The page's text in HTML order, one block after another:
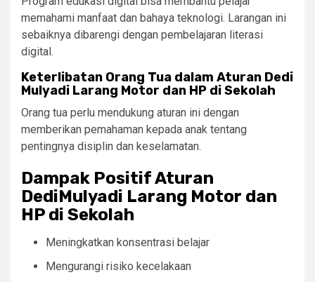
memahami manfaat dan bahaya teknologi. Larangan ini
sebaiknya dibarengi dengan pembelajaran literasi
digital.
Keterlibatan Orang Tua dalam Aturan Dedi
Mulyadi Larang Motor dan HP di Sekolah
Orang tua perlu mendukung aturan ini dengan
memberikan pemahaman kepada anak tentang
pentingnya disiplin dan keselamatan.
Dampak Positif Aturan
DediMulyadi Larang Motor dan
HP di Sekolah
Meningkatkan konsentrasi belajar
Mengurangi risiko kecelakaan